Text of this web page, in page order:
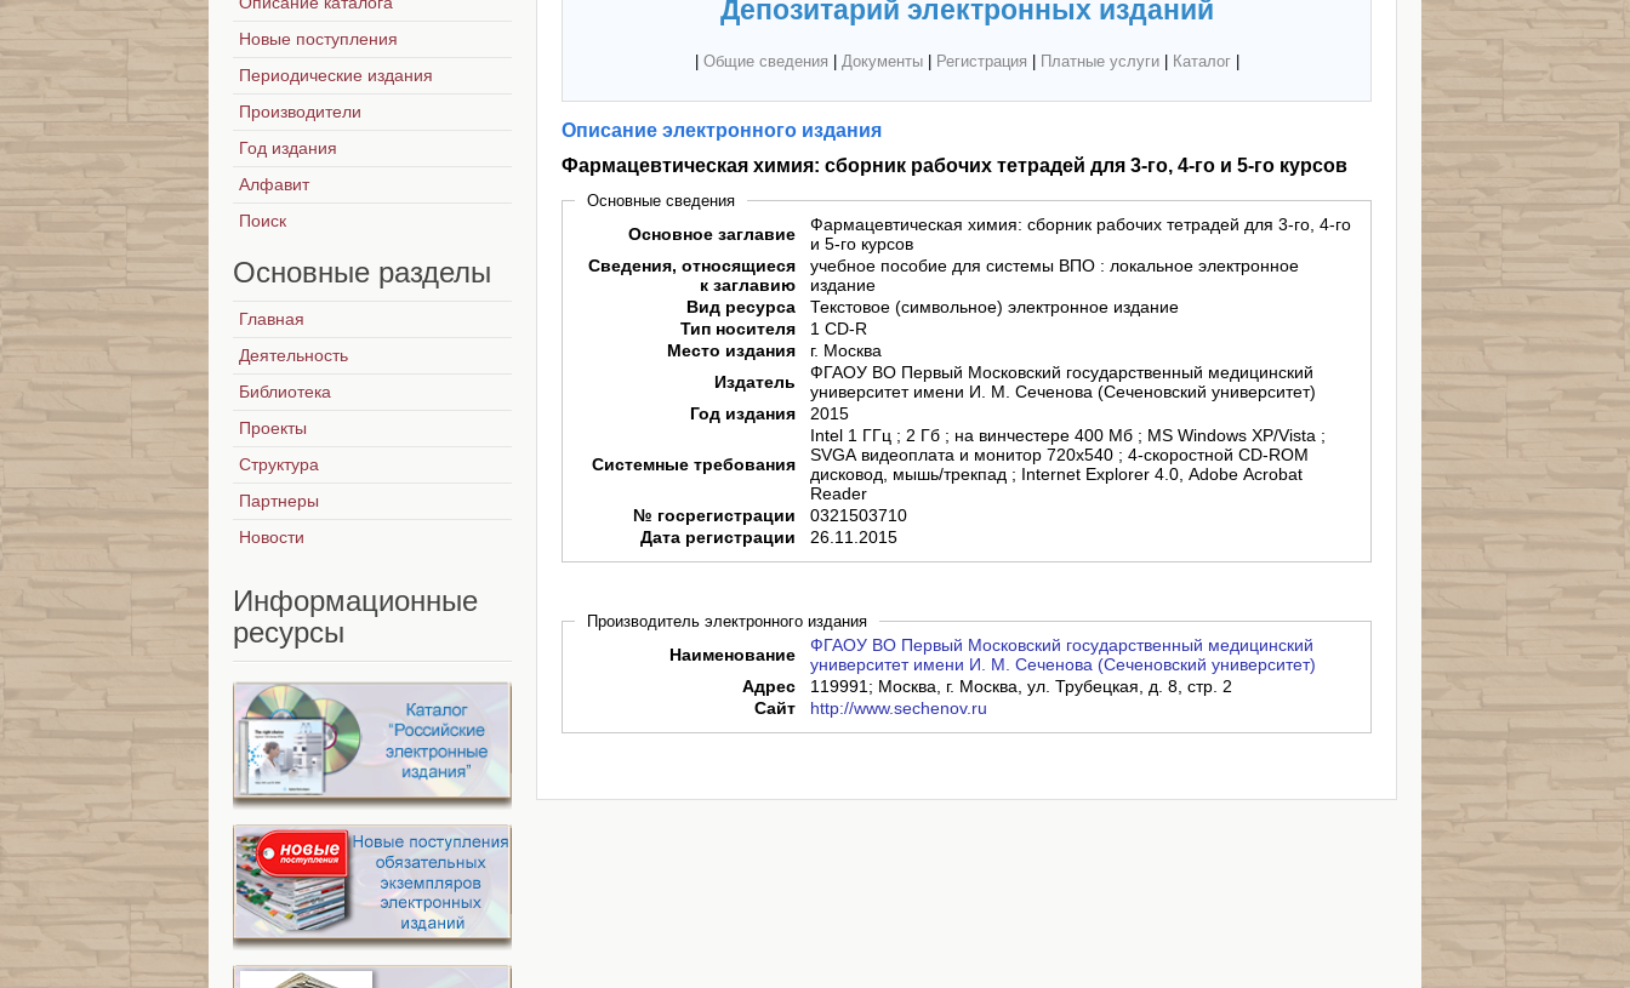
Депозитарий электронных изданий
Общие сведения Документы| Регистрация Платные услуги| Каталог|
Описание электронного издания
Фармацевтическая химия: сборник рабочих тетрадей для 3-го, 4-го и 5-го курсов
Основные сведения
Основное заглавие
Фармацевтическая химия: сборник рабочих тетрадей для 3-го, 4-го
и 5-го курсов
Сведения, относящиеся
к заглавию
учебное пособие для системы ВПО : локальное электронное
издание
Вид ресурса
Текстовое (символьное) электронное издание
Тип носителя
1 CD-R
Место издания
г. Москва
Издатель
ФГАОУ ВО Первый Московский государственный медицинский
университет имени И. М. Сеченова (Сеченовский университет)
Год издания
2015
Системные требования
Intel 1 ГГц ; 2 Гб ; на винчестере 400 Мб ; MS Windows XP/Vista ;
SVGA видеоплата и монитор 720х540 ; 4-скоростной CD-ROM
дисковод, мышь/трекпад ; Internet Explorer 4.0, Adobe Acrobat
Reader
№ госрегистрации
0321503710
Дата регистрации
26.11.2015
Производитель электронного издания
Наименование
ФГАОУ ВО Первый Московский государственный медицинский
университет имени И. М. Сеченова (Сеченовский университет)
Адрес
119991; Москва, г. Москва, ул. Трубецкая, д. 8, стр. 2
Сайт
http://www.sechenov.ru
Новые поступления
Периодические издания
Производители
Год издания
Алфавит
Поиск
Основные разделы
Главная
Деятельность
Библиотека
Проекты
Структура
Партнеры
Новости
Информационные
ресурсы